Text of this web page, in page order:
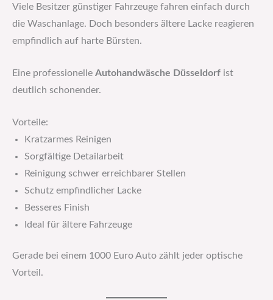
Viele Besitzer günstiger Fahrzeuge fahren einfach durch
die Waschanlage. Doch besonders ältere Lacke reagieren
empfindlich auf harte Bürsten.
Eine professionelle Autohandwäsche Düsseldorf ist
deutlich schonender.
Vorteile:
Kratzarmes Reinigen
Sorgfältige Detailarbeit
Reinigung schwer erreichbarer Stellen
Schutz empfindlicher Lacke
Besseres Finish
Ideal für ältere Fahrzeuge
Gerade bei einem 1000 Euro Auto zählt jeder optische
Vorteil.